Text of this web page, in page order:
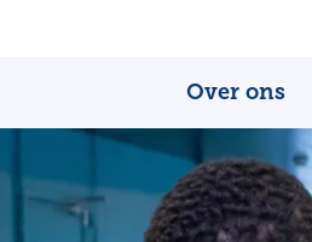
Over ons